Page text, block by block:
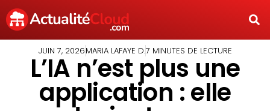
JUIN 7, 2026MARIA LAFAYE D.7 MINUTES DE LECTURE
L’IA n’est plus une
application : elle